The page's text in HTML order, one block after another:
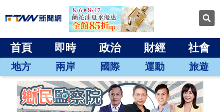
首頁 即時 政治 財經 社會
地方 兩岸 國際 運動 旅遊